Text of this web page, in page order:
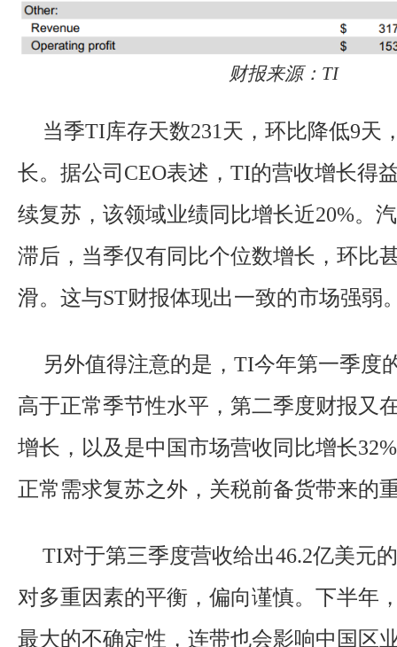
财报来源：TI
当季TI库存天数231天，环比降低9天
长。据公司CEO表述，TI的营收增长得
续复苏，该领域业绩同比增长近20%。
滞后，当季仅有同比个位数增长，环比
滑。这与ST财报体现出一致的市场强弱
另外值得注意的是，TI今年第一季度
高于正常季节性水平，第二季度财报又
增长，以及是中国市场营收同比增长
正常需求复苏之外，关税前备货带来的
TI对于第三季度营收给出46.2亿美元
对多重因素的平衡，偏向谨慎。下半年
最大的不确定性，连带也会影响中国区